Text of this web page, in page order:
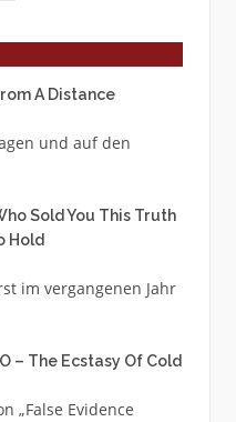
A Distance
und auf den
Sold You This Truth
Hold
im vergangenen Jahr
– The Ecstasy Of Cold
„False Evidence